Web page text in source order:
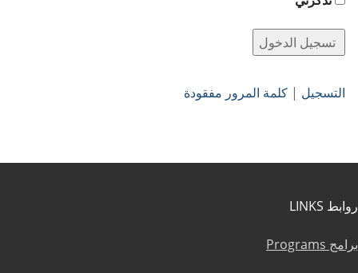
التسجيل | كلمة المرور مفقودة
روابط LINKS
برامج Programs